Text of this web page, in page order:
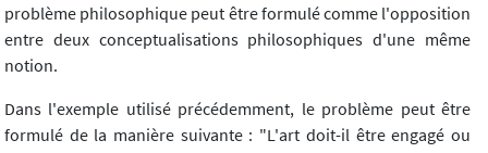
problème philosophique peut être formulé comme l'opposition
entre deux conceptualisations philosophiques d'une même
notion.
Dans l'exemple utilisé précédemment, le problème peut être
formulé de la manière suivante : "L'art doit-il être engagé ou